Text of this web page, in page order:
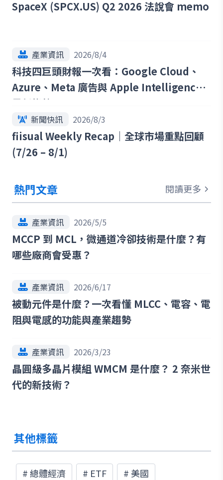
SpaceX (SPCX.US) Q2 2026 法說會 memo
產業資訊 2026/8/4
科技四巨頭財報一次看：Google Cloud、
Azure、Meta 廣告與 Apple Intelligence
最新趨勢
新聞快訊 2026/8/3
fiisual Weekly Recap｜全球市場重點回顧
(7/26 – 8/1)
熱門文章 閱讀更多
產業資訊 2026/5/5
MCCP 到 MCL，微通道冷卻技術是什麼？有
哪些廠商會受惠？
產業資訊 2026/6/17
被動元件是什麼？一次看懂 MLCC、電容、電
阻與電感的功能與產業趨勢
產業資訊 2026/3/23
晶圓級多晶片模組 WMCM 是什麼？ 2 奈米世
代的新技術？
其他標籤
#總體經濟 # ETF # 美國